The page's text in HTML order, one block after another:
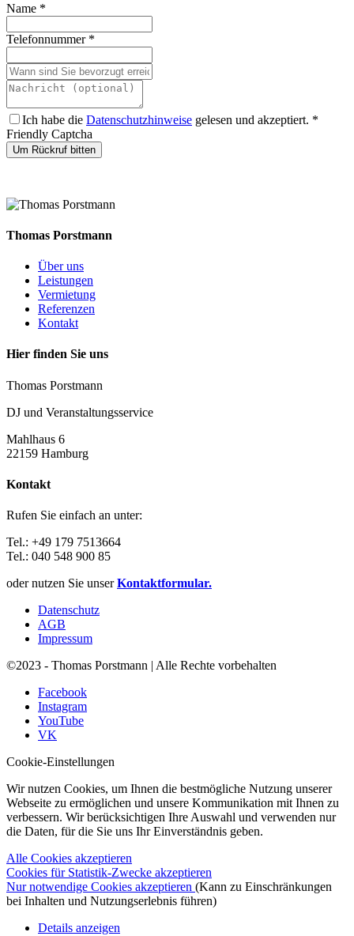
Name *
Telefonnummer *
Ich habe die Datenschutzhinweise gelesen und akzeptiert. *
Friendly Captcha
Um Rückruf bitten
Thomas Porstmann
Über uns
Leistungen
Vermietung
Referenzen
Kontakt
Hier finden Sie uns
Thomas Porstmann
DJ und Veranstaltungsservice
Mahlhaus 6
22159 Hamburg
Kontakt
Rufen Sie einfach an unter:
Tel.: +49 179 7513664
Tel.: 040 548 900 85
oder nutzen Sie unserKontaktformular.
Datenschutz
AGB
Impressum
©2023 - Thomas Porstmann | Alle Rechte vorbehalten
Facebook
Instagram
YouTube
VK
Cookie-Einstellungen
Wir nutzen Cookies, um Ihnen die bestmögliche Nutzung unserer
Webseite zu ermöglichen und unsere Kommunikation mit Ihnen zu
verbessern. Wir berücksichtigen Ihre Auswahl und verwenden nur
die Daten, für die Sie uns Ihr Einverständnis geben.
Alle Cookies akzeptieren
Cookies für Statistik-Zwecke akzeptieren
Nur notwendige Cookies akzeptieren (Kann zu Einschränkungen
bei Inhalten und Nutzungserlebnis führen)
Details anzeigen